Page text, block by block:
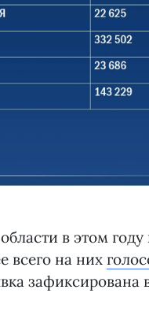
в этом
всего на них
зафиксирована